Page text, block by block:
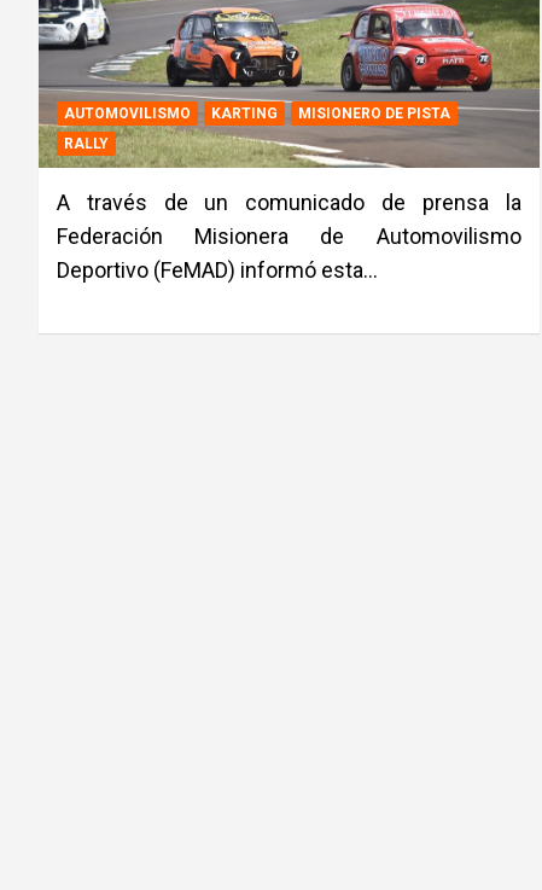
AUTOMOVILISMO KARTING
MISIONERO DE PISTA
RALLY
A través de un comunicado de prensa la
Federación Misionera de Automovilismo
Deportivo (FeMAD) informó esta…